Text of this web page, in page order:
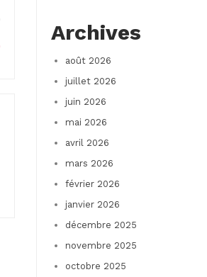
Archives
août 2026
juillet 2026
juin 2026
mai 2026
avril 2026
mars 2026
février 2026
janvier 2026
décembre 2025
novembre 2025
octobre 2025